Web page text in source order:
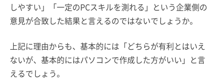
しやすい」「一定のPCスキルを測れる」という企業側の
意見が合致した結果と言えるのではないでしょうか。
上記に理由からも、基本的には「どちらが有利とはいえ
ないが、基本的にはパソコンで作成した方がいい」と言
えるでしょう。